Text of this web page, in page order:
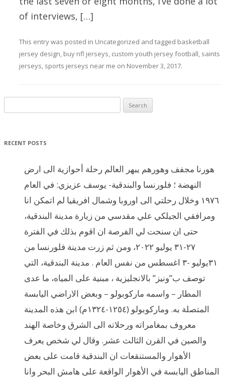
of interviews, […]
This entry was posted in Uncategorized and tagged basketball
jersey design, buy nfl jerseys, custom youth jersey football, saints
jerseys, sports jerseys near me on November 3, 2017.
RECENT POSTS
هورنا مجفف وهورهم يبهر العالم رحلة أحوازية الى ارض
النهضة ؛ فلورنسا والبندقية- يوسف عزيزي: في العام
١٩٧٦ وخلال رحلتي الى اوروبا وشمال افريقيا لم اتمكن انا
ومرافقي الجيلكي علي مقدسي من زيارة مدينة البندقية،
حتى ان سنحت لي الفرصة ان اقوم بذلك في الفترة
٢٧-٣١ يوليو ٢٠٢٢، ومن ثم زرت مدينة فلورنسا من
٣١يوليو -٣ اغسطس من نفس العام . مدينة البندقية، التي
توصف ب”ونيز” بالانجليزية ، مبنية على المياه، ما عدى
المطار – واسمه ماركوبولو – وبعض الاراضي اليابسة
المتصلة به. وماركوبولو (١٢٥٤-١٣٢٤م) ابن هذه المدينة
معروف بمغامراته ورحلاته الى الشرق وخاصة الهند
والصين في القرن الثالث عشر. وقال لي شخص يعرف
الأهوار والمستنقعات ان البندقية قامت على بعض
المناطق اليابسة في الأهوار الواقعة على هامش البحر وانا